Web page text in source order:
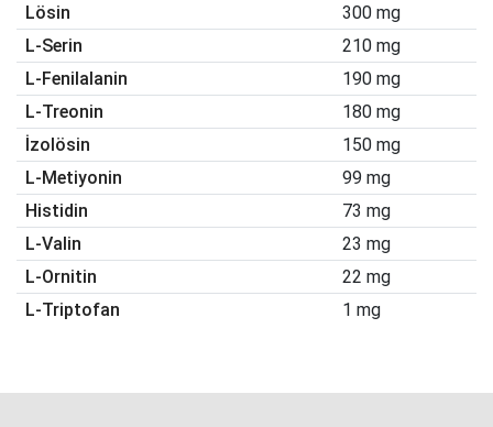
Lösin
300 mg
L-Serin
210 mg
L-Fenilalanin
190 mg
L-Treonin
180 mg
İzolösin
150 mg
L-Metiyonin
99 mg
Histidin
73 mg
L-Valin
23 mg
L-Ornitin
22 mg
L-Triptofan
1 mg